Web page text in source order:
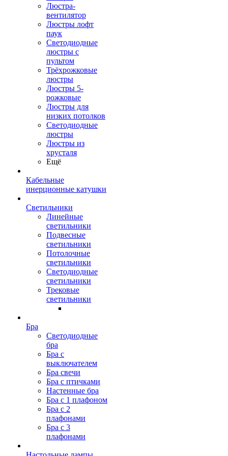
Люстра-
вентилятор
Люстры лофт
паук
Светодиодные
люстры с
пультом
Трёхрожковые
люстры
Люстры 5-
рожковые
Люстры для
низких потолков
Cветодиодные
люстры
Люстры из
хрусталя
Ещё
Кабельные
инерционные катушки
Светильники
Линейные
светильники
Подвесные
светильники
Потолочные
светильники
Светодиодные
светильники
Трековые
светильники
Бра
Светодиодные
бра
Бра с
выключателем
Бра свечи
Бра с птичками
Настенные бра
Бра с 1 плафоном
Бра с 2
плафонами
Бра с 3
плафонами